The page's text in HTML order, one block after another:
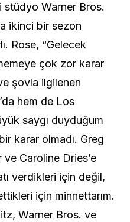
stüdyo Warner Bros.
ikinci bir sezon
Rose, “Gelecek
çok zor karar
şovla ilgilenen
hem de Los
saygı duyduğum
karar olmadı. Greg
Caroline Dries’e
verdikleri için değil,
için minnettarım.
Warner Bros. ve